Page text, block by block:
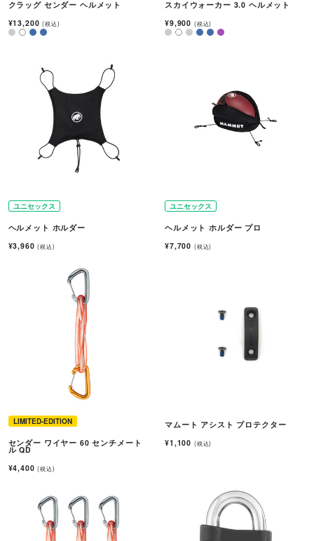
クラッグ センダー ヘルメット
¥13,200(税込)
スカイウォーカー 3.0 ヘルメット
¥9,900 (税込)
ユニセックス
ヘルメット ホルダー
¥3,960(税込)
ユニセックス
ヘルメット ホルダー プロ
¥7,700 (税込)
LIMITED-EDITION
センダー ワイヤー 60 センチメート
ル QD
¥4,400(税込)
マムート アシスト プロテクター
¥1,100 (税込)